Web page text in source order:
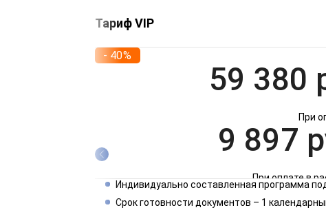
Тариф VIP
- 40%
59 380
При
9 897
При оплате в
4 949
Индивидуально составленная программа
Срок готовности документов – 1